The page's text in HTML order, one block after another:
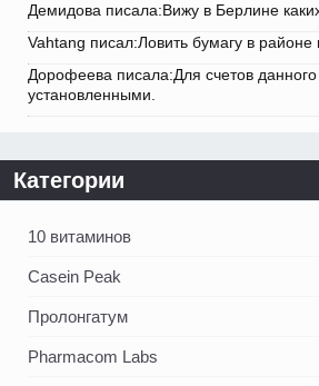
Демидова писала:Вижу в Берлине
Vahtang писал:Ловить бумагу в районе
Дорофеева писала:Для счетов данного
установленными.
Категории
10 витаминов
Casein Peak
Пролонгатум
Pharmacom Labs